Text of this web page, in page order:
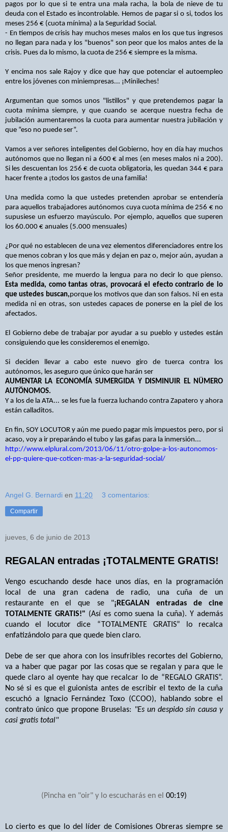
pagos por lo que si te entra una mala racha, la bola de nieve de tu
deuda con el Estado es incontrolable. Hemos de pagar si o si, todos los
meses 256 € (cuota mínima) a la Seguridad Social.
- En tiempos de crisis hay muchos meses malos en los que tus ingresos
no llegan para nada y los "buenos" son peor que los malos antes de la
crisis. Pues da lo mismo, la cuota de 256 € siempre es la misma.
Y encima nos sale Rajoy y dice que hay que potenciar el autoempleo
entre los jóvenes con miniempresas... ¡Minileches!
Argumentan que somos unos "listillos" y que pretendemos pagar la
cuota mínima siempre, y que cuando se acerque nuestra fecha de
jubilación aumentaremos la cuota para aumentar nuestra jubilación y
que “eso no puede ser”.
Vamos a ver señores inteligentes del Gobierno, hoy en día hay muchos
autónomos que no llegan ni a 600 € al mes (en meses malos ni a 200).
Si les descuentan los 256 € de cuota obligatoria, les quedan 344 € para
hacer frente a ¡todos los gastos de una familia!
Una medida como la que ustedes pretenden aprobar se entendería
para aquellos trabajadores autónomos cuya cuota mínima de 256 € no
supusiese un esfuerzo mayúsculo. Por ejemplo, aquellos que superen
los 60.000 € anuales (5.000 mensuales)
¿Por qué no establecen de una vez elementos diferenciadores entre los
que menos cobran y los que más y dejan en paz o, mejor aún, ayudan a
los que menos ingresan?
Señor presidente, me muerdo la lengua para no decir lo que pienso.
Esta medida, como tantas otras, provocará el efecto contrario de lo
que ustedes buscan,porque los motivos que dan son falsos. Ni en esta
medida ni en otras, son ustedes capaces de ponerse en la piel de los
afectados.
El Gobierno debe de trabajar por ayudar a su pueblo y ustedes están
consiguiendo que les consideremos el enemigo.
Si deciden llevar a cabo este nuevo giro de tuerca contra los
autónomos, les aseguro que único que harán ser
AUMENTAR LA ECONOMÍA SUMERGIDA Y DISMINUIR EL NÜMERO
AUTÖNOMOS.
Y a los de la ATA... se les fue la fuerza luchando contra Zapatero y ahora
están calladitos.
En fin, SOY LOCUTOR y aún me puedo pagar mis impuestos pero, por si
acaso, voy a ir preparándo el tubo y las gafas para la inmersión...
http://www.elplural.com/2013/06/11/otro-golpe-a-los-autonomos-
el-pp-quiere-que-coticen-mas-a-la-seguridad-social/
Angel G. Bernardi en 11:20 3 comentarios:
Compartir
jueves, 6 de junio de 2013
REGALAN entradas ¡TOTALMENTE GRATIS!
Vengo escuchando desde hace unos días, en la programación
local de una gran cadena de radio, una cuña de un
restaurante en el que se "¡REGALAN entradas de cine
TOTALMENTE GRATIS!" (Así es como suena la cuña). Y además
cuando el locutor dice “TOTALMENTE GRATIS” lo recalca
enfatizándolo para que quede bien claro.
Debe de ser que ahora con los insufribles recortes del Gobierno,
va a haber que pagar por las cosas que se regalan y para que le
quede claro al oyente hay que recalcar lo de “REGALO GRATIS”.
No sé si es que el guionista antes de escribir el texto de la cuña
escuchó a Ignacio Fernández Toxo (CCOO), hablando sobre el
contrato único que propone Bruselas: "Es un despido sin causa y
casi gratis total"
(Pincha en "oir" y lo escucharás en el 00:19)
Lo cierto es que lo del líder de Comisiones Obreras siempre se